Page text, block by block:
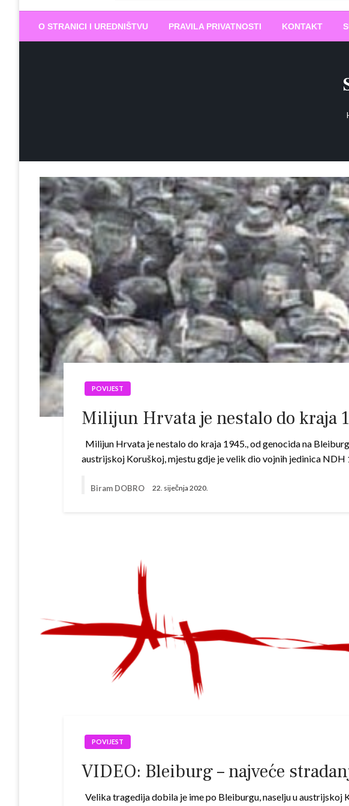
Biram DOBRO
O STRANICI I UREDNIŠTVU PRAVILA PRIVATNOSTI KONTAKT
POVIJEST
Milijun Hrvata je nestalo do kraja
Milijun Hrvata je nestalo do kraja 1945., od genocida na
austrijskoj Koruškoj, mjestu gdje je velik dio vojnih jedinica
Biram DOBRO 22. siječnja 2020.
POVIJEST
VIDEO: Bleiburg – najveće
Velika tragedija dobila je ime po Bleiburgu, naselju u